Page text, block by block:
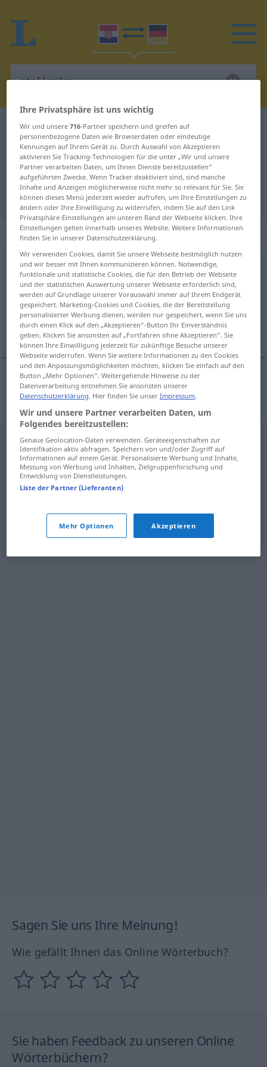
Kroatisch-Deutsch Wörterbuch staklenka
Kroatisch-Deutsch Übersetzung für
"staklenka"
"staklenka" Deutsch Übersetzung
„staklenka“
staklenka
Übersicht aller Übersetzungen
(Für mehr Details die Übersetzung anklicken/antippen)
Glas-Flasche
(Glas-)Flaschef staklenka
Sagen Sie uns Ihre Meinung!
Wie gefällt Ihnen das Online Wörterbuch?
Sie haben Feedback zu unseren Online
Wörterbüchern?
Ihre Privatsphäre ist uns wichtig
Wir und unsere716-Partner speichern und greifen auf
personenbezogene Daten wie Browserdaten oder eindeutige
Kennungen auf Ihrem Gerät zu. Durch Auswahl von Akzeptieren
aktivieren Sie Tracking-Technologien für die unter „Wir und unsere
Partner verarbeiten Daten, um Ihnen Dienste bereitzustellen“
aufgeführten Zwecke. Wenn Tracker deaktiviert sind, sind manche
Inhalte und Anzeigen möglicherweise nicht mehr so relevant für Sie. Sie
können dieses Menü jederzeit wieder aufrufen, um Ihre Einstellungen zu
ändern oder Ihre Einwilligung zu widerrufen, indem Sie auf den Link
Privatsphäre-Einstellungen am unteren Rand der Webseite klicken. Ihre
Einstellungen gelten innerhalb unseres Website. Weitere Informationen
finden Sie in unserer Datenschutzerklärung.
Wir verwenden Cookies, damit Sie unsere Webseite bestmöglich nutzen
und wir besser mit Ihnen kommunizieren können. Notwendige,
funktionale und statistische Cookies, die für den Betrieb der Webseite
und der statistischen Auswertung unserer Webseite erforderlich sind,
werden auf Grundlage unserer Vorauswahl immer auf Ihrem Endgerät
gespeichert. Marketing-Cookies und Cookies, die der Bereitstellung
personalisierter Werbung dienen, werden nur gespeichert, wenn Sie uns
durch einen Klick auf den „Akzeptieren“-Button Ihr Einverständnis
geben. Klicken Sie ansonsten auf „Fortfahren ohne Akzeptieren“. Sie
können Ihre Einwilligung jederzeit für zukünftige Besuche unserer
Webseite widerrufen. Wenn Sie weitere Informationen zu den Cookies
und den Anpassungsmöglichkeiten möchten, klicken Sie einfach auf den
Button „Mehr Optionen“. Weitergehende Hinweise zu der
Datenverarbeitung entnehmen Sie ansonsten unserer
Datenschutzerklärung. Hier finden Sie unserImpressum.
Wir und unsere Partner verarbeiten Daten, um
Folgendes bereitzustellen:
Genaue Geolocation-Daten verwenden. Geräteeigenschaften zur
Identifikation aktiv abfragen. Speichern von und/oder Zugriff auf
Informationen auf einem Gerät. Personalisierte Werbung und Inhalte,
Messung von Werbung und Inhalten, Zielgruppenforschung und
Entwicklung von Dienstleistungen.
Liste der Partner (Lieferanten)
Mehr Optionen Akzeptieren